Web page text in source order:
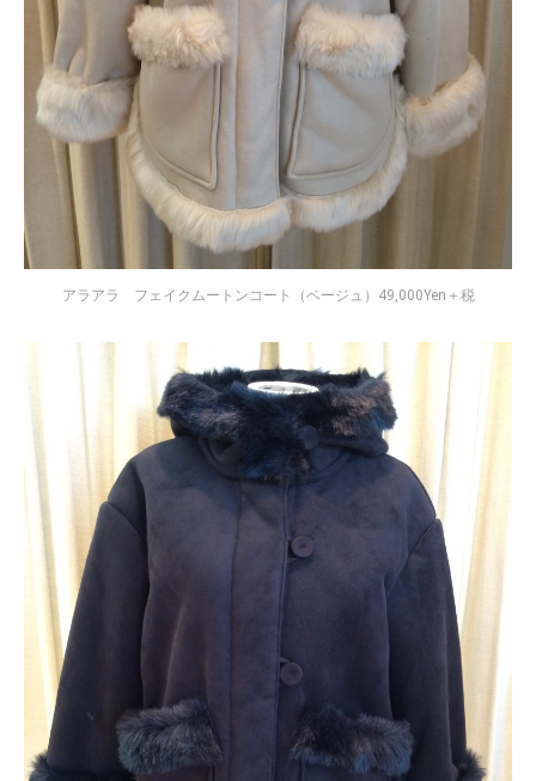
アラアラ フェイクムートンコート（ベージュ）49,000Yen＋税